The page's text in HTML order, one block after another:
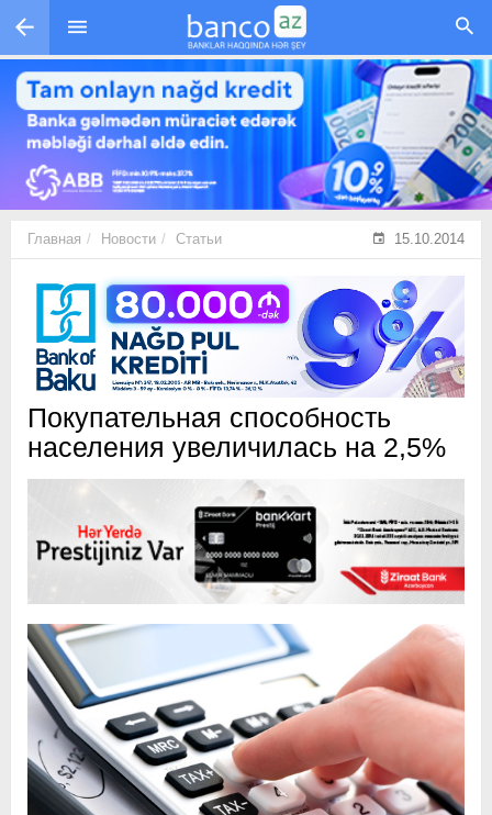
Перейти к основному содержанию
Главная Новости Статьи 15.10.2014
Покупательная способность
населения увеличилась на 2,5%